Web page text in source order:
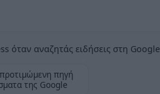
όταν αναζητάς ειδήσεις στη Google
πηγή
της Google